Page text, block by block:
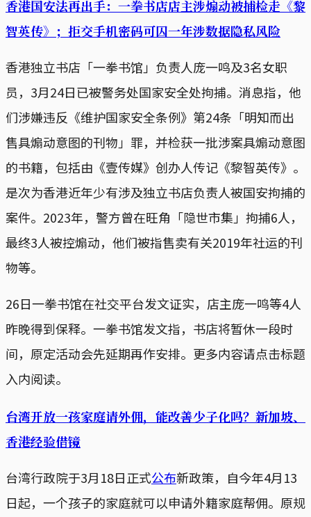
香港国安法再出手：一拳书店店主涉煽动被捕检走《黎
智英传》；拒交手机密码可囚一年涉数据隐私风险
香港独立书店「一拳书馆」负责人庞一鸣及3名女职
员，3月24日已被警务处国家安全处拘捕。消息指，他
们涉嫌违反《维护国家安全条例》第24条「明知而出
售具煽动意图的刊物」罪，并检获一批涉案具煽动意图
的书籍，包括由《壹传媒》创办人传记《黎智英传》。
是次为香港近年少有涉及独立书店负责人被国安拘捕的
案件。2023年，警方曾在旺角「隐世市集」拘捕6人，
最终3人被控煽动，他们被指售卖有关2019年社运的刊
物等。
26日一拳书馆在社交平台发文证实，店主庞一鸣等4人
昨晚得到保释。一拳书馆发文指，书店将暂休一段时
间，原定活动会先延期再作安排。更多内容请点击标题
入内阅读。
台湾开放一孩家庭请外佣，能改善少子化吗？新加坡、
香港经验借镜
台湾行政院于3月18日正式公布新政策，自今年4月13
日起，一个孩子的家庭就可以申请外籍家庭帮佣。原规